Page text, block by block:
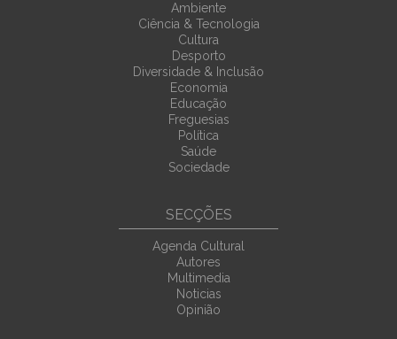
Ambiente
Ciência & Tecnologia
Cultura
Desporto
Diversidade & Inclusão
Economia
Educação
Freguesias
Política
Saúde
Sociedade
SECÇÕES
Agenda Cultural
Autores
Multimedia
Noticias
Opinião